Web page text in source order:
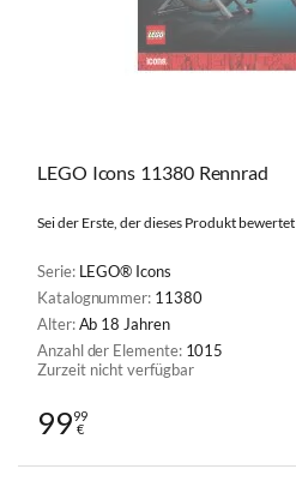
LEGO Icons 11380 Rennrad
Sei der Erste, der dieses Produkt bewertet
Serie: LEGO® Icons
Katalognummer: 11380
Alter:Ab 18 Jahren
Anzahl der Elemente: 1015
Zurzeit nicht verfügbar
9999
€